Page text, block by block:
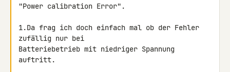
"Power calibration Error".
1.Da frag ich doch einfach mal ob der Fehler
zufällig nur bei
Batteriebetrieb mit niedriger Spannung
auftritt.